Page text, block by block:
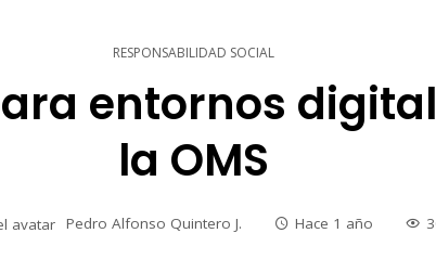
RESPONSABILIDAD SOCIAL
entornos
la OMS
Pedro Alfonso Quintero J. Hace 1 año